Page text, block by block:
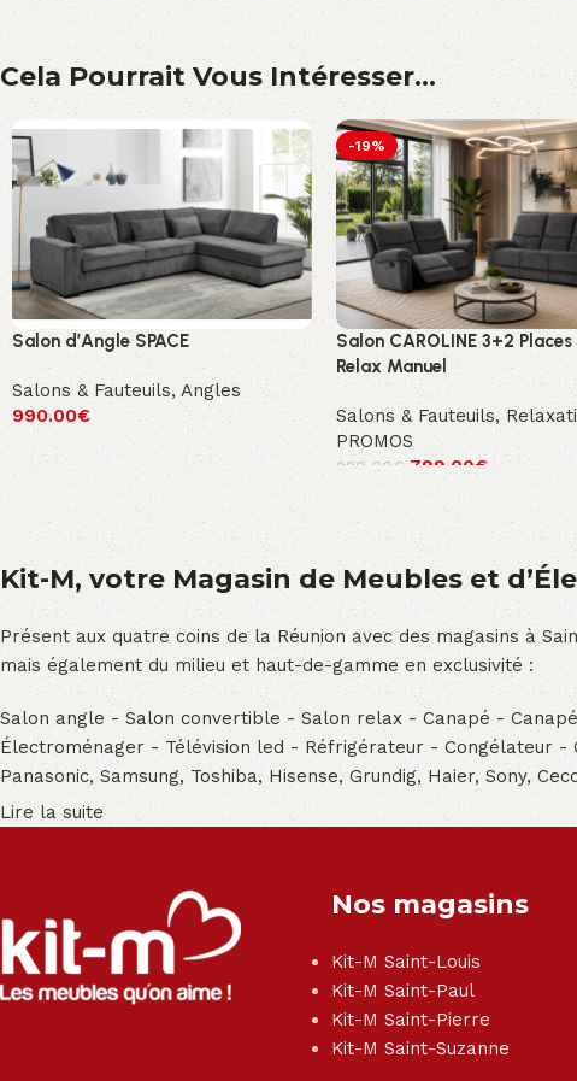
Cela Pourrait Vous Intéresser...
Salon d’Angle SPACE
Salons & Fauteuils, Angles
990.00€
-19%
Salon CAROLINE 3+2
Relax Manuel
Salons & Fauteuils,
PROMOS
990.00€ 799.00€
Kit-M, votre Magasin de Meubles et
Présent aux quatre coins de la Réunion avec des magasins à
mais également du milieu et haut-de-gamme en exclusivité :
Salon angle - Salon convertible - Salon relax - Canapé -
Électroménager - Télévision led - Réfrigérateur - Congélateur -
Panasonic, Samsung, Toshiba, Hisense, Grundig, Haier, Sony,
Lire la suite
Nos magasins
Kit-M Saint-Louis
Kit-M Saint-Paul
Kit-M Saint-Pierre
Kit-M Saint-Suzanne